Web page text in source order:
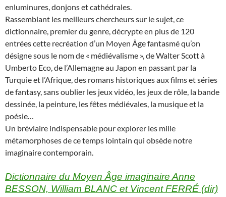
enluminures, donjons et cathédrales.
Rassemblant les meilleurs chercheurs sur le sujet, ce
dictionnaire, premier du genre, décrypte en plus de 120
entrées cette recréation d’un Moyen Âge fantasmé qu’on
désigne sous le nom de « médiévalisme », de Walter Scott à
Umberto Eco, de l’Allemagne au Japon en passant par la
Turquie et l’Afrique, des romans historiques aux films et séries
de fantasy, sans oublier les jeux vidéo, les jeux de rôle, la bande
dessinée, la peinture, les fêtes médiévales, la musique et la
poésie…
Un bréviaire indispensable pour explorer les mille
métamorphoses de ce temps lointain qui obsède notre
imaginaire contemporain.
Dictionnaire du Moyen Âge imaginaire Anne
BESSON, William BLANC et Vincent FERRÉ (dir)